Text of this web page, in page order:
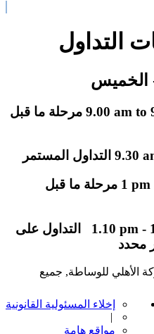
التداول
- الخميس
9.00 am to مرحلة ما قبل
9.30 التداول المستمر
1 pm مرحلة ما قبل
1.10 pm -
التداول على
محدد
2014 شركة الأهلي للوساطة, جميع
إخلاء المسئولية القانونية
|
مواقع هامة